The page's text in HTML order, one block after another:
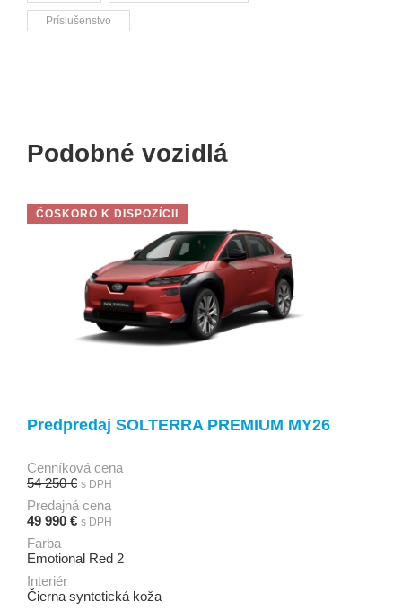
Príslušenstvo
Podobné vozidlá
ČOSKORO K DISPOZÍCII
Predpredaj SOLTERRA PREMIUM MY26
Cenníková cena
54 250 € s DPH
Predajná cena
49 990 € s DPH
Farba
Emotional Red 2
Interiér
Čierna syntetická koža